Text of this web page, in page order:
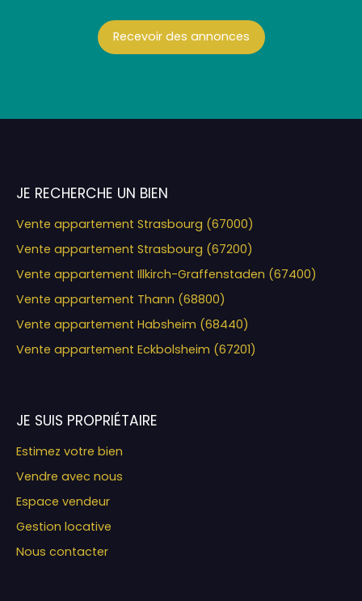
Recevoir des annonces
JE RECHERCHE UN BIEN
Vente appartement Strasbourg (67000)
Vente appartement Strasbourg (67200)
Vente appartement Illkirch-Graffenstaden (67400)
Vente appartement Thann (68800)
Vente appartement Habsheim (68440)
Vente appartement Eckbolsheim (67201)
JE SUIS PROPRIÉTAIRE
Estimez votre bien
Vendre avec nous
Espace vendeur
Gestion locative
Nous contacter